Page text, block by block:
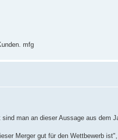
mfg
man an dieser Aussage aus dem
Merger gut für den Wettbewerb